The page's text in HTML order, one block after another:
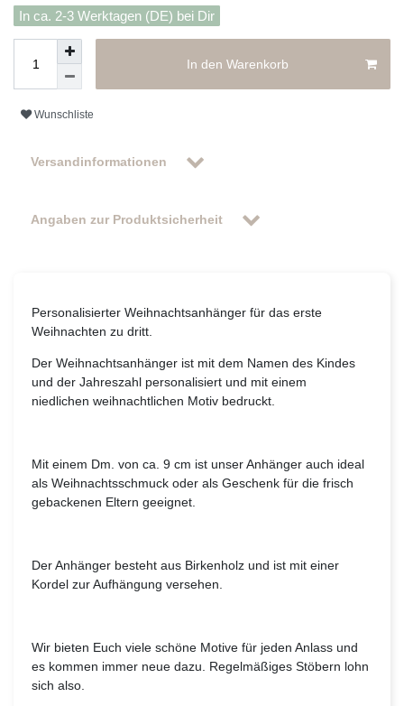
In ca. 2-3 Werktagen (DE) bei Dir
In den Warenkorb
Wunschliste
Versandinformationen
Angaben zur Produktsicherheit
Personalisierter Weihnachtsanhänger für das erste
Weihnachten zu dritt.
Der Weihnachtsanhänger ist mit dem Namen des Kindes
und der Jahreszahl personalisiert und mit einem
niedlichen weihnachtlichen Motiv bedruckt.
Mit einem Dm. von ca. 9 cm ist unser Anhänger auch ideal
als Weihnachtsschmuck oder als Geschenk für die frisch
gebackenen Eltern geeignet.
Der Anhänger besteht aus Birkenholz und ist mit einer
Kordel zur Aufhängung versehen.
Wir bieten Euch viele schöne Motive für jeden Anlass und
es kommen immer neue dazu. Regelmäßiges Stöbern lohn
sich also.